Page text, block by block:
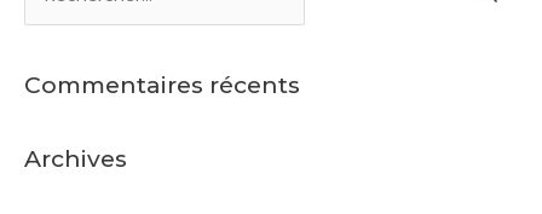
Commentaires récents
Archives